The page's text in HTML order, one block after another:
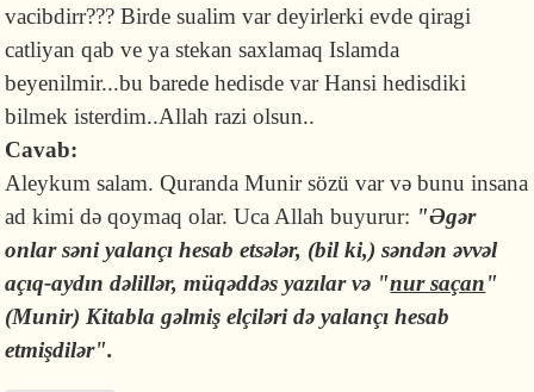
vacibdirr??? Birde sualim var deyirlerki evde qiragi
catliyan qab ve ya stekan saxlamaq Islamda
beyenilmir...bu barede hedisde var Hansi hedisdiki
bilmek isterdim..Allah razi olsun..
Cavab:
Aleykum salam. Quranda Munir sözü var və bunu insana
ad kimi də qoymaq olar. Uca Allah buyurur: "Əgər
onlar səni yalançı hesab etsələr, (bil ki,) səndən əvvəl
açıq-aydın dəlillər, müqəddəs yazılar və "nur saçan"
(Munir) Kitabla gəlmiş elçiləri də yalançı hesab
etmişdilər".